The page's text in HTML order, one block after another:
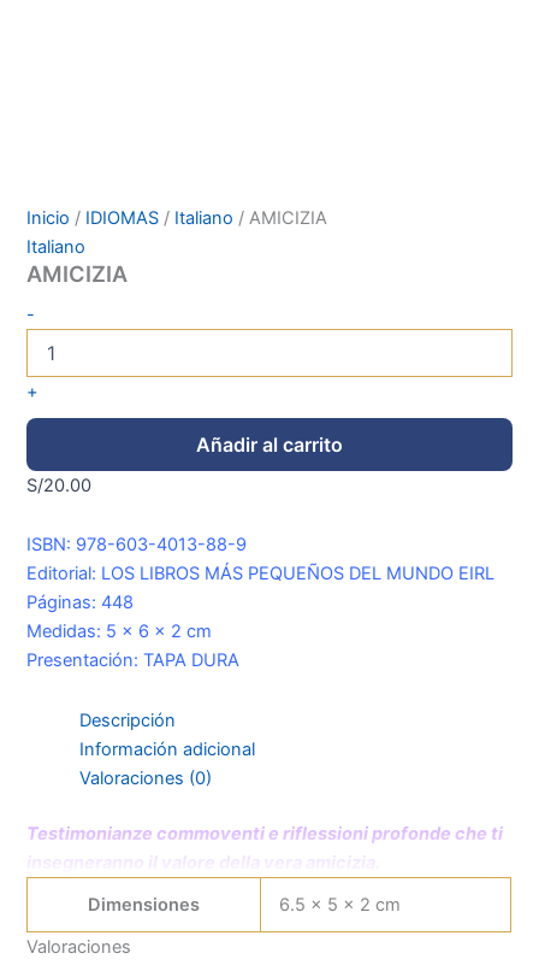
Inicio / IDIOMAS / Italiano / AMICIZIA
Italiano
AMICIZIA
-
+
Añadir al carrito
S/20.00
ISBN: 978-603-4013-88-9
Editorial: LOS LIBROS MÁS PEQUEÑOS DEL MUNDO EIRL
Páginas: 448
Medidas: 5 x 6 x 2 cm
Presentación: TAPA DURA
Descripción
Información adicional
Valoraciones (0)
Testimonianze commoventi e riflessioni profonde che ti
insegneranno il valore della vera amicizia.
Dimensiones
6.5 × 5 × 2 cm
Valoraciones